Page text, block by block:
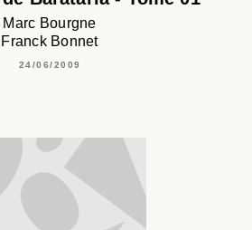
Marc Bourgne
Franck Bonnet
24/06/2009